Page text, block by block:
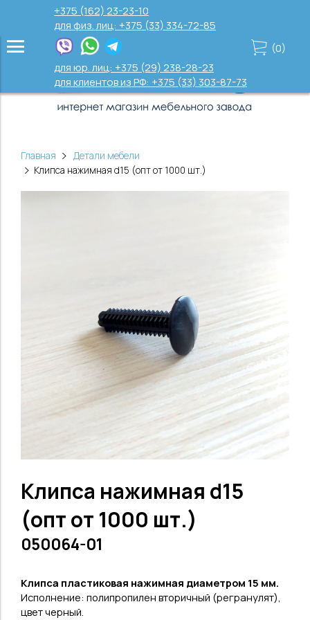
+375 (162) 23-23-10
для физ. лиц: +375 (33) 334-72-85
для юр. лиц: +375 (29) 238-28-23
для клиентов из РФ: +375 (33) 303-87-73
(0)
Главная
Детали мебели
Клипса нажимная d15 (опт от 1000 шт.)
Клипса нажимная d15
(опт от 1000 шт.)
050064-01
Клипса пластиковая нажимная диаметром 15 мм.
Исполнение: полипропилен вторичный (регранулят),
цвет черный.